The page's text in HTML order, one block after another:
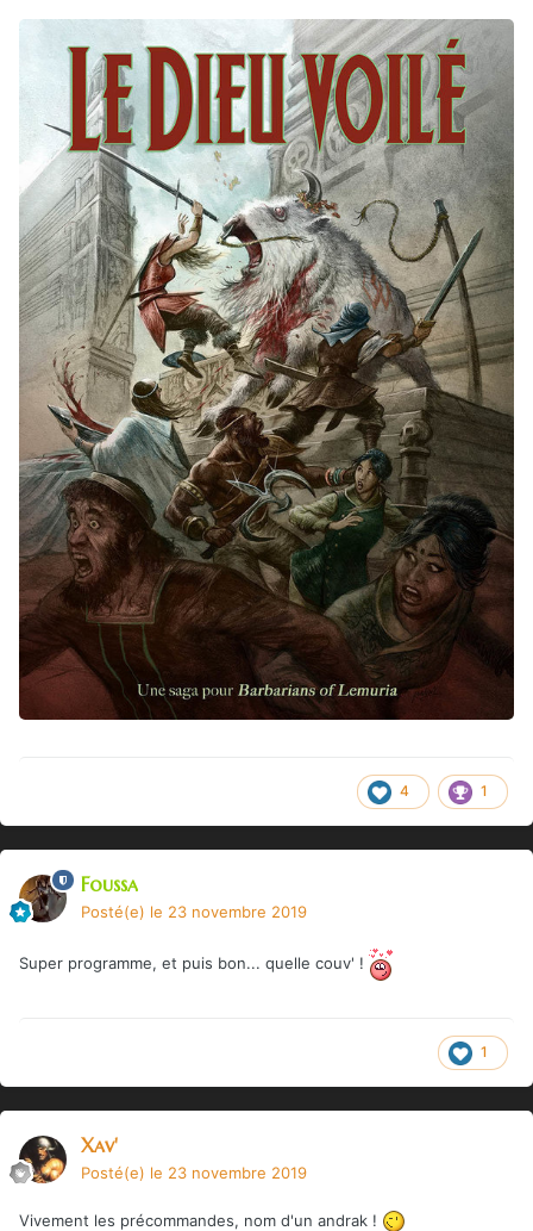
! ).
Au programme : un supplément de 200 pages dont 150
consacrées à la campagne Le Dieu voilé, le quart restant
étant composé de nouvelles aides de jeu : la carrière
d'astrologue, les druides gris de Nemmereth, et la
description des cités de Satarla, d'Halakh et d'Urceb (avec
des plans doubles pages !).
A très vite.
4 1
Foussa
Posté(e) le 23 novembre 2019
Super programme, et puis bon... quelle couv' !
1
Xav'
Posté(e) le 23 novembre 2019
Vivement les précommandes, nom d'un andrak !